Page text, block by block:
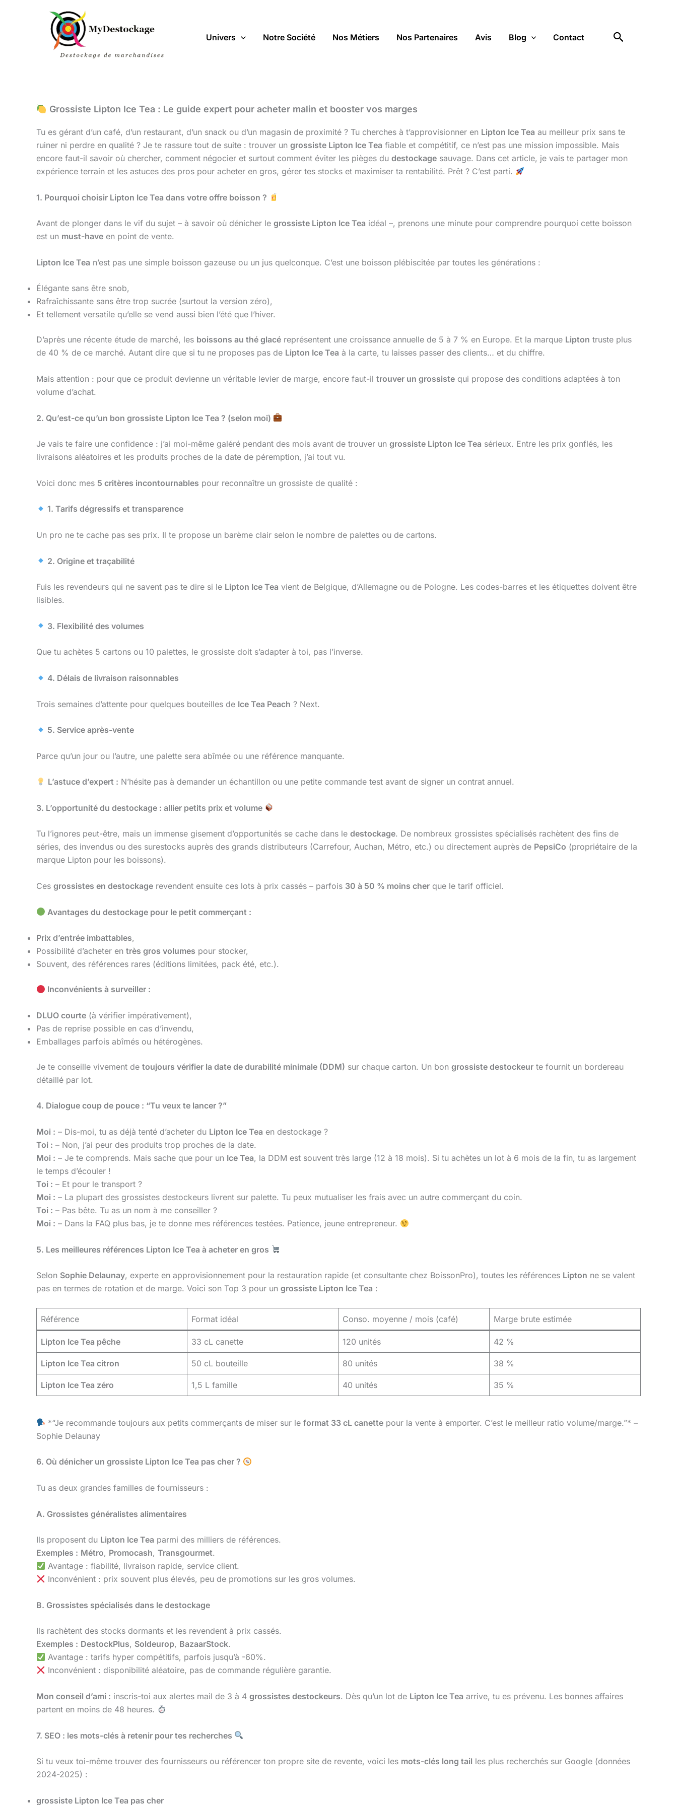
Univers Notre Société Nos Métiers Nos Partenaires Avis Blog Contact Rechercher
Grossiste Lipton Ice Tea : Le guide expert pour acheter malin et booster vos marges
Tu es gérant d’un café, d’un restaurant, d’un snack ou d’un magasin de proximité ? Tu cherches à t’approvisionner en Lipton Ice Tea au meilleur prix sans te
ruiner ni perdre en qualité ? Je te rassure tout de suite : trouver un grossiste Lipton Ice Tea fiable et compétitif, ce n’est pas une mission impossible. Mais
encore faut-il savoir où chercher, comment négocier et surtout comment éviter les pièges du destockage sauvage. Dans cet article, je vais te partager mon
expérience terrain et les astuces des pros pour acheter en gros, gérer tes stocks et maximiser ta rentabilité. Prêt ? C’est parti.
1. Pourquoi choisir Lipton Ice Tea dans votre offre boisson ?
Avant de plonger dans le vif du sujet – à savoir où dénicher le grossiste Lipton Ice Tea idéal –, prenons une minute pour comprendre pourquoi cette boisson
est un must-have en point de vente.
Lipton Ice Tea n’est pas une simple boisson gazeuse ou un jus quelconque. C’est une boisson plébiscitée par toutes les générations :
Élégante sans être snob,
Rafraîchissante sans être trop sucrée (surtout la version zéro),
Et tellement versatile qu’elle se vend aussi bien l’été que l’hiver.
D’après une récente étude de marché, les boissons au thé glacé représentent une croissance annuelle de 5 à 7 % en Europe. Et la marque Lipton truste plus
de 40 % de ce marché. Autant dire que si tu ne proposes pas de Lipton Ice Tea à la carte, tu laisses passer des clients… et du chiffre.
Mais attention : pour que ce produit devienne un véritable levier de marge, encore faut-il trouver un grossiste qui propose des conditions adaptées à ton
volume d’achat.
2. Qu’est-ce qu’un bon grossiste Lipton Ice Tea ? (selon moi)
Je vais te faire une confidence : j’ai moi-même galéré pendant des mois avant de trouver un grossiste Lipton Ice Tea sérieux. Entre les prix gonflés, les
livraisons aléatoires et les produits proches de la date de péremption, j’ai tout vu.
Voici donc mes 5 critères incontournables pour reconnaître un grossiste de qualité :
1. Tarifs dégressifs et transparence
Un pro ne te cache pas ses prix. Il te propose un barème clair selon le nombre de palettes ou de cartons.
2. Origine et traçabilité
Fuis les revendeurs qui ne savent pas te dire si le Lipton Ice Tea vient de Belgique, d’Allemagne ou de Pologne. Les codes-barres et les étiquettes doivent être
lisibles.
3. Flexibilité des volumes
Que tu achètes 5 cartons ou 10 palettes, le grossiste doit s’adapter à toi, pas l’inverse.
4. Délais de livraison raisonnables
Trois semaines d’attente pour quelques bouteilles de Ice Tea Peach ? Next.
5. Service après-vente
Parce qu’un jour ou l’autre, une palette sera abîmée ou une référence manquante.
L’astuce d’expert : N’hésite pas à demander un échantillon ou une petite commande test avant de signer un contrat annuel.
3. L’opportunité du destockage : allier petits prix et volume
Tu l’ignores peut-être, mais un immense gisement d’opportunités se cache dans le destockage. De nombreux grossistes spécialisés rachètent des fins de
séries, des invendus ou des surestocks auprès des grands distributeurs (Carrefour, Auchan, Métro, etc.) ou directement auprès de PepsiCo (propriétaire de la
marque Lipton pour les boissons).
Ces grossistes en destockage revendent ensuite ces lots à prix cassés – parfois 30 à 50 % moins cher que le tarif officiel.
Avantages du destockage pour le petit commerçant :
Prix d’entrée imbattables,
Possibilité d’acheter en très gros volumes pour stocker,
Souvent, des références rares (éditions limitées, pack été, etc.).
Inconvénients à surveiller :
DLUO courte (à vérifier impérativement),
Pas de reprise possible en cas d’invendu,
Emballages parfois abîmés ou hétérogènes.
Je te conseille vivement de toujours vérifier la date de durabilité minimale (DDM) sur chaque carton. Un bon grossiste destockeur te fournit un bordereau
détaillé par lot.
4. Dialogue coup de pouce : “Tu veux te lancer ?”
Moi : – Dis-moi, tu as déjà tenté d’acheter du Lipton Ice Tea en destockage ?
Toi : – Non, j’ai peur des produits trop proches de la date.
Moi : – Je te comprends. Mais sache que pour un Ice Tea, la DDM est souvent très large (12 à 18 mois). Si tu achètes un lot à 6 mois de la fin, tu as largement
le temps d’écouler !
Toi : – Et pour le transport ?
Moi : – La plupart des grossistes destockeurs livrent sur palette. Tu peux mutualiser les frais avec un autre commerçant du coin.
Toi : – Pas bête. Tu as un nom à me conseiller ?
Moi : – Dans la FAQ plus bas, je te donne mes références testées. Patience, jeune entrepreneur.
5. Les meilleures références Lipton Ice Tea à acheter en gros
Selon Sophie Delaunay, experte en approvisionnement pour la restauration rapide (et consultante chez BoissonPro), toutes les références Lipton ne se valent
pas en termes de rotation et de marge. Voici son Top 3 pour un grossiste Lipton Ice Tea :
Référence Format idéal Conso. moyenne / mois (café) Marge brute estimée
Lipton Ice Tea pêche 33 cL canette 120 unités 42 %
Lipton Ice Tea citron 50 cL bouteille 80 unités 38 %
Lipton Ice Tea zéro 1,5 L famille 40 unités 35 %
*“Je recommande toujours aux petits commerçants de miser sur leformat 33 cL canette pour la vente à emporter. C’est le meilleur ratio volume/marge.”* –
Sophie Delaunay
6. Où dénicher un grossiste Lipton Ice Tea pas cher ?
Tu as deux grandes familles de fournisseurs :
A. Grossistes généralistes alimentaires
Ils proposent du Lipton Ice Tea parmi des milliers de références.
Exemples : Métro, Promocash, Transgourmet.
Avantage : fiabilité, livraison rapide, service client.
Inconvénient : prix souvent plus élevés, peu de promotions sur les gros volumes.
B. Grossistes spécialisés dans le destockage
Ils rachètent des stocks dormants et les revendent à prix cassés.
Exemples : DestockPlus, Soldeurop, BazaarStock.
Avantage : tarifs hyper compétitifs, parfois jusqu’à -60%.
Inconvénient : disponibilité aléatoire, pas de commande régulière garantie.
Mon conseil d’ami : inscris-toi aux alertes mail de 3 à 4 grossistes destockeurs. Dès qu’un lot de Lipton Ice Tea arrive, tu es prévenu. Les bonnes affaires
partent en moins de 48 heures.
7. SEO : les mots-clés à retenir pour tes recherches
Si tu veux toi-même trouver des fournisseurs ou référencer ton propre site de revente, voici les mots-clés long tail les plus recherchés sur Google (données
2024-2025) :
grossiste Lipton Ice Tea pas cher